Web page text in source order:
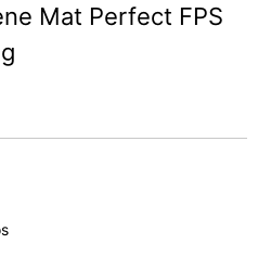
Mat Perfect FPS